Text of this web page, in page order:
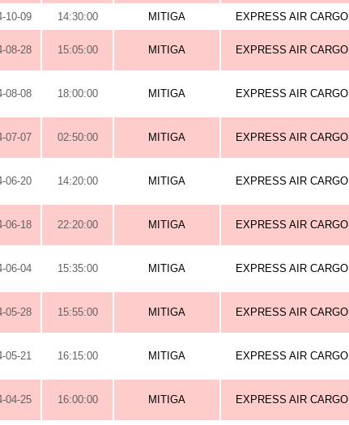
10-09
14:30:00 MITIGA EXPRESS AIR CARGO
08-28 15:05:00 MITIGA EXPRESS AIR CARGO
08-08 18:00:00 MITIGA EXPRESS AIR CARGO
07-07 02:50:00 MITIGA EXPRESS AIR CARGO
06-20 14:20:00 MITIGA EXPRESS AIR CARGO
06-18 22:20:00 MITIGA EXPRESS AIR CARGO
06-04 15:35:00 MITIGA EXPRESS AIR CARGO
05-28 15:55:00 MITIGA EXPRESS AIR CARGO
05-21 16:15:00 MITIGA EXPRESS AIR CARGO
04-25 16:00:00 MITIGA EXPRESS AIR CARGO